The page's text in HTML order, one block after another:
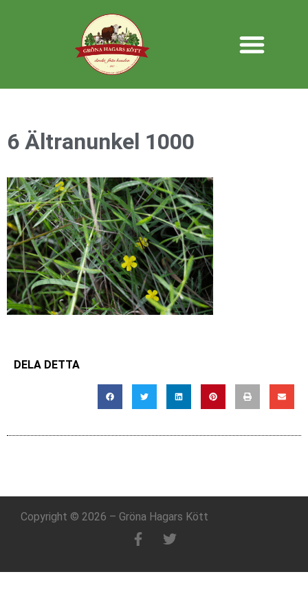
6 Ältranunkel 1000
DELA DETTA
Copyright © 2026 – Gröna Hagars Kött